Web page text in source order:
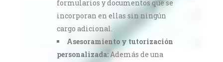
formularios y documentos que se
incorporan en ellas sin ningún
cargo adicional.
Asesoramiento y tutorización
personalizada:Además de una